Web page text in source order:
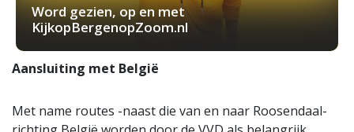
Word gezien, op en met
KijkopBergenopZoom.nl
Aansluiting met België
Met name routes -naast die van en naar Roosendaal-